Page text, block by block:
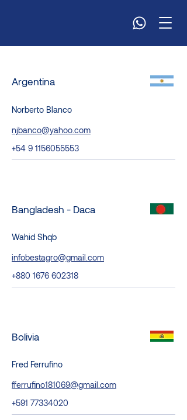
Argentina
Norberto Blanco
njbanco@yahoo.com
+54 9 1156055553
Bangladesh - Daca
Wahid Shqb
infobestagro@gmail.com
+880 1676 602318
Bolivia
Fred Ferrufino
fferrufino181069@gmail.com
+591 77334020